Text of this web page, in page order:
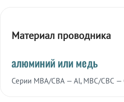
Материал проводника
алюминий или медь
Серии МВА/СВА — Al, МВС/СВС —